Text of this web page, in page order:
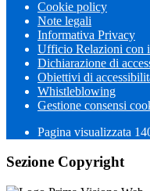
Cookie policy
Note legali
Informativa Privacy
Ufficio Relazioni con
Dichiarazione di
Obiettivi di
Whistleblowing
Gestione consensi
Pagina visualizzata
Sezione Copyright